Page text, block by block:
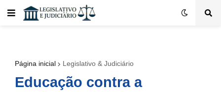
Página inicial Legislativo & Judiciário
Educação contra a